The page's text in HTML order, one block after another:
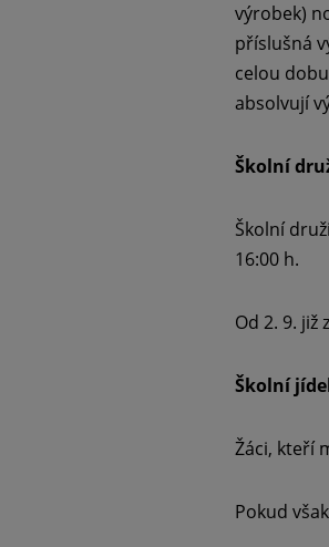
výrobek)
příslušná
celou
absolvují
Školní
Školní
16:00 h.
Od 2. 9.
Školní
Žáci, kteří
Pokud